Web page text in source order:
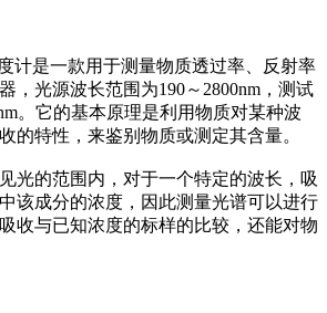
计是一款用于测量物质透过率、反射率
，光源波长范围为190～2800nm，测试
。它的基本原理是利用物质对某种波
的特性，来鉴别物质或测定其含量。
光的范围内，对于一个特定的波长，吸
该成分的浓度，因此测量光谱可以进行
收与已知浓度的标样的比较，还能对物